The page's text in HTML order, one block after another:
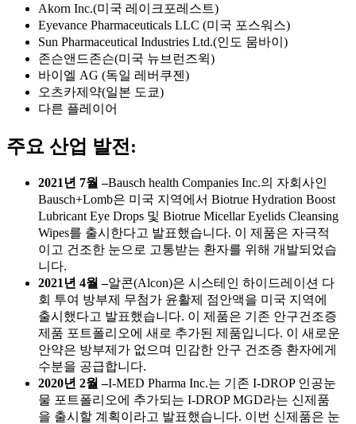
Akorn Inc.(미국 레이크포레스트)
Eyevance Pharmaceuticals LLC (미국 포스워스)
Sun Pharmaceutical Industries Ltd.(인도 뭄바이)
존슨앤드존슨(미국 뉴브런즈윅)
바이엘 AG (독일 레버쿠젠)
오츠카제약(일본 도쿄)
다른 플레이어
주요 산업 발전:
2021년 7월 –Bausch health Companies Inc.의 자회사인
Bausch+Lomb은 미국 지역에서 Biotrue Hydration Boost
Lubricant Eye Drops 및 Biotrue Micellar Eyelids Cleansing
Wipes를 출시한다고 발표했습니다. 이 제품은 자극적
이고 건조한 눈으로 고통받는 환자를 위해 개발되었습
니다.
2021년 4월 –알콘(Alcon)은 시스테인 하이드레이션 다
회 투여 방부제 무첨가 윤활제 점안액을 미국 지역에
출시했다고 발표했습니다. 이 제품은 기존 안구건조증
제품 포트폴리오에 새로 추가된 제품입니다. 이 새로운
안약은 방부제가 없으며 민감한 안구 건조증 환자에게
수분을 공급합니다.
2020년 2월 –I-MED Pharma Inc.는 기존 I-DROP 인공눈
물 포트폴리오에 추가되는 I-DROP MGD라는 신제품
을 출시할 계획이라고 발표했습니다. 이번 신제품은 눈